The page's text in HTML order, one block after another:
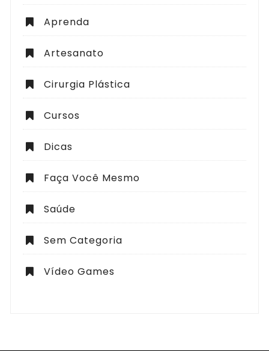
Aprenda
Artesanato
Cirurgia Plástica
Cursos
Dicas
Faça Você Mesmo
Saúde
Sem Categoria
Vídeo Games